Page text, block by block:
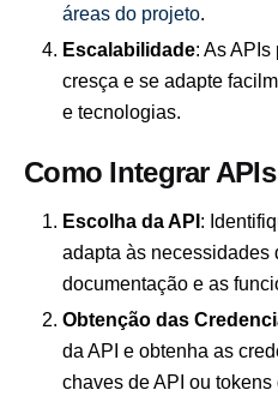
áreas do projeto.
Escalabilidade: As
cresça e se adapte
e tecnologias.
Como Integrar
Escolha da API:
adapta às necessidades
documentação e as
Obtenção das
da API e obtenha as
chaves de API ou tokens